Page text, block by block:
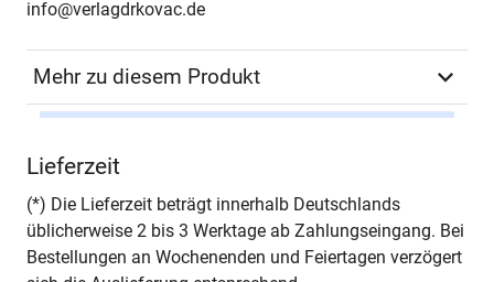
info@verlagdrkovac.de
Mehr zu diesem Produkt
Seiten 138
Jahr Hamburg 2021
Lieferzeit
(*) Die Lieferzeit beträgt innerhalb Deutschlands
üblicherweise 2 bis 3 Werktage ab Zahlungseingang. Bei
Bestellungen an Wochenenden und Feiertagen verzögert